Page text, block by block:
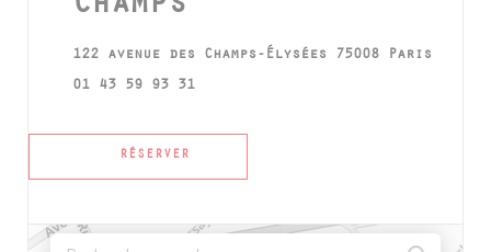
Champs
122 avenue des Champs-Élysées 75008 Paris
01 43 59 93 31
RÉSERVER